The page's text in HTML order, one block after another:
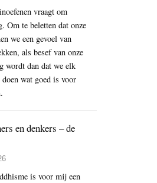
vraagt om
Om te beletten dat onze
we een gevoel van
als besef van onze
wordt dan dat we elk
wat goed is voor
en denkers – de
is voor mij een